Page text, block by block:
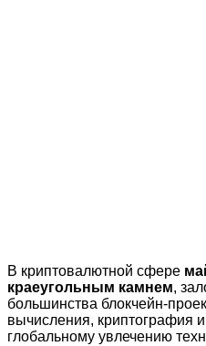
В криптовалютной сфере
краеугольным камнем,
большинства блокчейн-
вычисления, криптография
глобальному увлечению